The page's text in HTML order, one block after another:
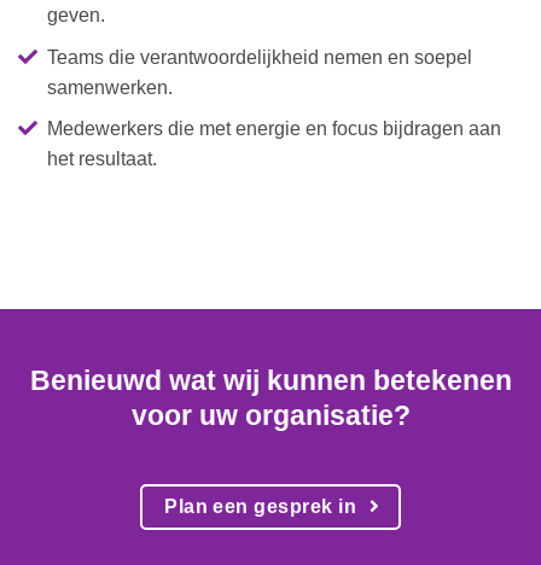
geven.
Teams die verantwoordelijkheid nemen en soepel
samenwerken.
Medewerkers die met energie en focus bijdragen aan
het resultaat.
Benieuwd wat wij kunnen betekenen
voor uw organisatie?
Plan een gesprek in